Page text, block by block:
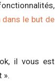
le but de
il vous est
».